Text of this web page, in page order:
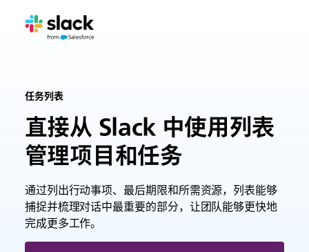
任务列表
直接从 Slack 中使用列表
管理项目和任务
通过列出行动事项、最后期限和所需资源，列表能够
捕捉并梳理对话中最重要的部分，让团队能够更快地
完成更多工作。